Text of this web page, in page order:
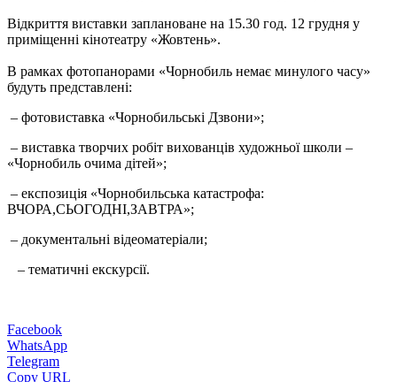
Відкриття виставки заплановане на 15.30 год. 12 грудня у
приміщенні кінотеатру «Жовтень».
В рамках фотопанорами «Чорнобиль немає минулого часу»
будуть представлені:
– фотовиставка «Чорнобильські Дзвони»;
– виставка творчих робіт вихованців художньої школи –
«Чорнобиль очима дітей»;
– експозиція «Чорнобильська катастрофа:
ВЧОРА,СЬОГОДНІ,ЗАВТРА»;
– документальні відеоматеріали;
– тематичні екскурсії.
Facebook
WhatsApp
Telegram
Copy URL